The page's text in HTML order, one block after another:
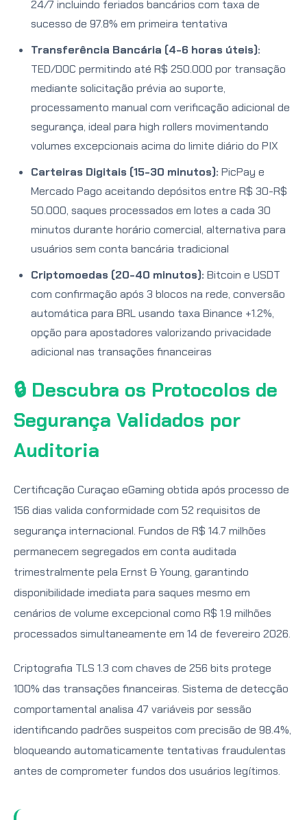
24/7 incluindo feriados bancários com taxa de
sucesso de 97.8% em primeira tentativa
Transferência Bancária (4-6 horas úteis):
TED/DOC permitindo até R$ 250.000 por transação
mediante solicitação prévia ao suporte,
processamento manual com verificação adicional de
segurança, ideal para high rollers movimentando
volumes excepcionais acima do limite diário do PIX
Carteiras Digitais (15-30 minutos): PicPay e
Mercado Pago aceitando depósitos entre R$ 30-R$
50.000, saques processados em lotes a cada 30
minutos durante horário comercial, alternativa para
usuários sem conta bancária tradicional
Criptomoedas (20-40 minutos): Bitcoin e USDT
com confirmação após 3 blocos na rede, conversão
automática para BRL usando taxa Binance +1.2%,
opção para apostadores valorizando privacidade
adicional nas transações financeiras
🔒 Descubra os Protocolos de
Segurança Validados por
Auditoria
Certificação Curaçao eGaming obtida após processo de
156 dias valida conformidade com 52 requisitos de
segurança internacional. Fundos de R$ 14.7 milhões
permanecem segregados em conta auditada
trimestralmente pela Ernst & Young, garantindo
disponibilidade imediata para saques mesmo em
cenários de volume excepcional como R$ 1.9 milhões
processados simultaneamente em 14 de fevereiro 2026.
Criptografia TLS 1.3 com chaves de 256 bits protege
100% das transações financeiras. Sistema de detecção
comportamental analisa 47 variáveis por sessão
identificando padrões suspeitos com precisão de 98.4%,
bloqueando automaticamente tentativas fraudulentas
antes de comprometer fundos dos usuários legítimos.